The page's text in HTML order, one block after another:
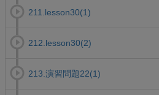
211.lesson30(1)
212.lesson30(2)
213.演習問題22(1)